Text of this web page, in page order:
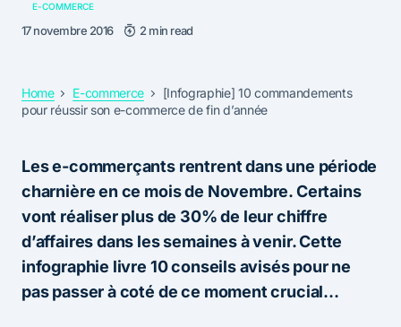
E-COMMERCE
17 novembre 2016 2 min read
Home E-commerce
[Infographie] 10 commandements
pour réussir son e-commerce de fin d’année
Les e-commerçants rentrent dans une période
charnière en ce mois de Novembre. Certains
vont réaliser plus de 30% de leur chiffre
d’affaires dans les semaines à venir. Cette
infographie livre 10 conseils avisés pour ne
pas passer à coté de ce moment crucial…